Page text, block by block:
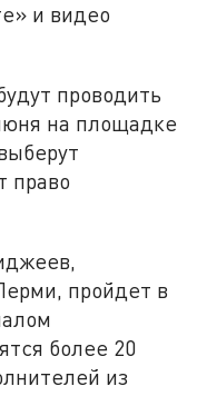
и видео
проводить
на площадке
право
пройдет в
более 20
из